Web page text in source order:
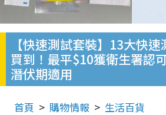
【快速測試套裝】13大快
買到！最平$10獲衛生署認
潛伏期適用
首頁 購物情報 生活百貨